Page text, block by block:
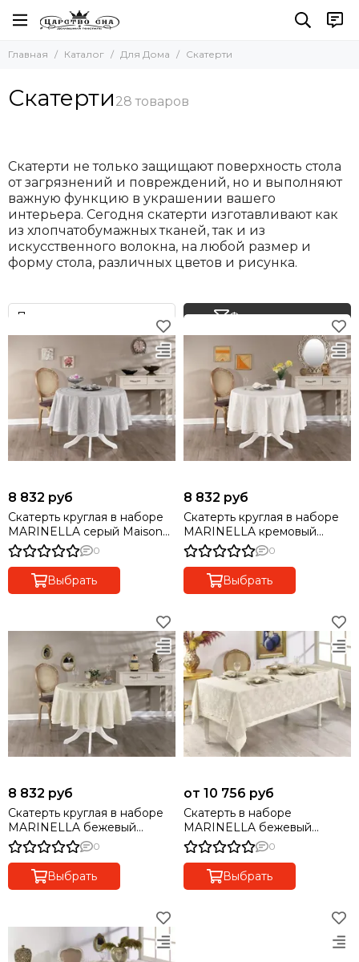
Для Дома
Наборы полотенец
Для бани и сауны
Пляжные полотенца
Новогодние полотенца
Скатерти
Коврики
Фартуки
Главная Каталог Для Дома Скатерти
Скатерти
Скатерти не только защищают поверхность стола
от загрязнений и повреждений, но и выполняют
важную функцию в украшении вашего
интерьера. Сегодня скатерти изготавливают как
из хлопчатобумажных тканей, так и из
искусственного волокна, на любой размер и
форму стола, различных цветов и рисунка.
Фильтр товаров
8 832 руб
Скатерть круглая в наборе
MARINELLA серый Maison
dor (Турция)
0
Выбрать
8 832 руб
Скатерть круглая в наборе
MARINELLA кремовый
Maison dor (Турция)
0
Выбрать
8 832 руб
Скатерть круглая в наборе
MARINELLA бежевый
Maison dor (Турция)
0
Выбрать
от 10 756 руб
Скатерть в наборе
MARINELLA бежевый
Maison dor (Турция)
0
Выбрать